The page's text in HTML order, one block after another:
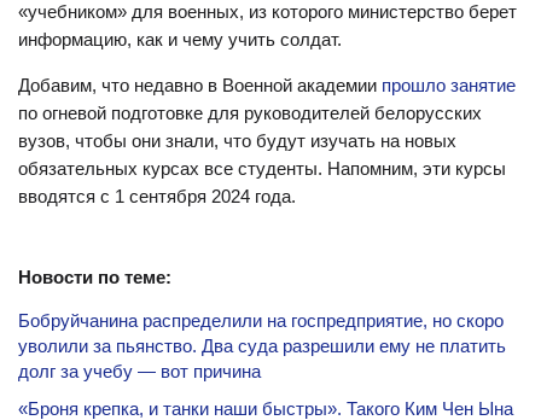
«учебником» для военных, из которого министерство берет
информацию, как и чему учить солдат.
Добавим, что недавно в Военной академии прошло занятие
по огневой подготовке для руководителей белорусских
вузов, чтобы они знали, что будут изучать на новых
обязательных курсах все студенты. Напомним, эти курсы
вводятся с 1 сентября 2024 года.
Новости по теме:
Бобруйчанина распределили на госпредприятие, но скоро
уволили за пьянство. Два суда разрешили ему не платить
долг за учебу — вот причина
«Броня крепка, и танки наши быстры». Такого Ким Чен Ына